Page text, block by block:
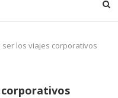
ser los viajes corporativos
corporativos